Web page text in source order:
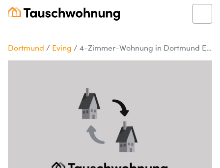
Dortmund / Eving / 4-Zimmer-Wohnung in Dortmund Eving zu tauschen